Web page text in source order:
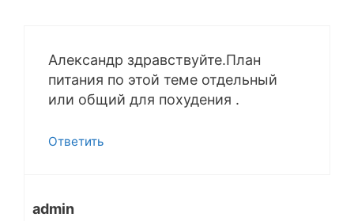
Александр здравствуйте.План
питания по этой теме отдельный
или общий для похудения .
Ответить
admin